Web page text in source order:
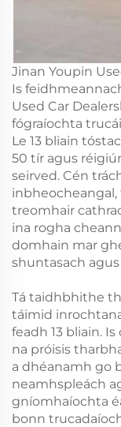
Jinan Youpin
Is
Used Car
fógraíochta
Le 13 bliain
50 tír agus
seirved. Cén
treomhair
ina rogha
domhain mar
shuntasach
Tá taidhbhithe
táimid
feadh 13 bliain.
na próisis
a dhéanamh go
neamhspleách
gníomhaíochta
bonn